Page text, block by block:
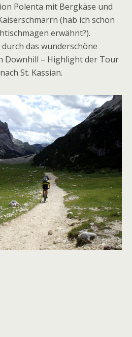
Polenta mit Bergkäse und
(hab ich schon
erwähnt?).
das wunderschöne
– Highlight der Tour
St. Kassian.